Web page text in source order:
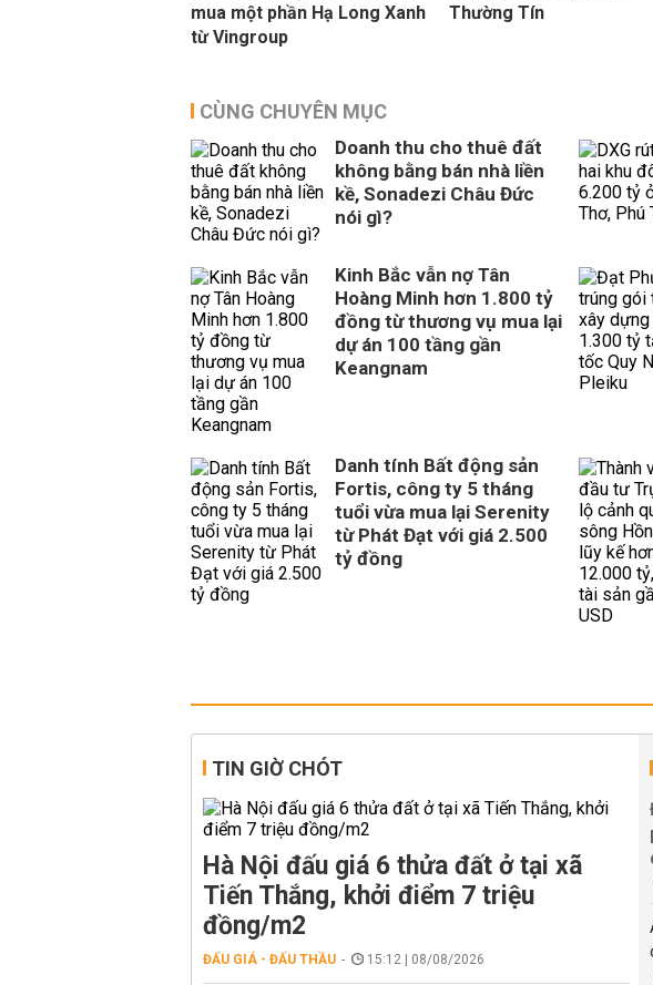
mua một phần Hạ Long Xanh
từ Vingroup
Thường Tín
CÙNG CHUYÊN MỤC
Doanh thu cho thuê đất
không bằng bán nhà liền
kề, Sonadezi Châu Đức
nói gì?
Kinh Bắc vẫn nợ Tân
Hoàng Minh hơn 1.800 tỷ
đồng từ thương vụ mua lại
dự án 100 tầng gần
Keangnam
Danh tính Bất động sản
Fortis, công ty 5 tháng
tuổi vừa mua lại Serenity
từ Phát Đạt với giá 2.500
tỷ đồng
TIN GIỜ CHÓT
Hà Nội đấu giá 6 thửa đất ở tại xã
Tiến Thắng, khởi điểm 7 triệu
đồng/m2
ĐẤU GIÁ - ĐẤU THẦU 15:12 | 08/08/2026